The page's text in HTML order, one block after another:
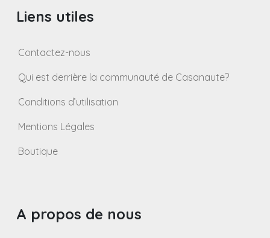
Liens utiles
Contactez-nous
Qui est derrière la communauté de Casanaute?
Conditions d’utilisation
Mentions Légales
Boutique
A propos de nous